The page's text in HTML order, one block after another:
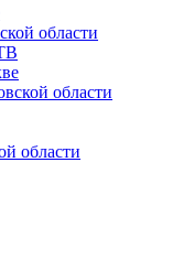
области
области
области